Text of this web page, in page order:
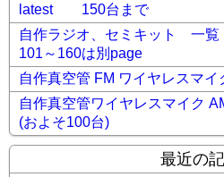
latest 150台まで
自作ラジオ、セミキット 一
101～160は別page
自作真空管 FM ワイヤレス
自作真空管ワイヤレスマイ
(およそ100台)
最近の